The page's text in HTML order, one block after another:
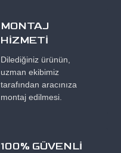
MONTAJ
HİZMETİ
Dilediğiniz ürünün,
uzman ekibimiz
tarafından aracınıza
montaj edilmesi.
100% GÜVENLİ